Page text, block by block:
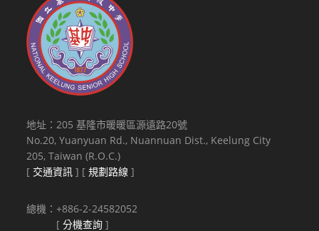
地址：205 基隆市暖暖區源遠路20號
No.20, Yuanyuan Rd., Nuannuan Dist., Keelung City
205, Taiwan (R.O.C.)
[ 交通資訊 ] [規劃路線 ]
總機：+886-2-24582052
[分機查詢 ]